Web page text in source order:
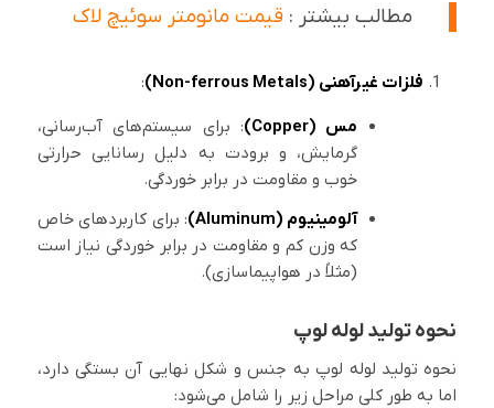
مطالب بیشتر :قیمت مانومتر سوئیچ لاک
فلزات غیرآهنی (Non-ferrous Metals)
:
مس (Copper)
: برای سیستم‌های آب‌رسانی،
گرمایش، و برودت به دلیل رسانایی حرارتی
خوب و مقاومت در برابر خوردگی.
آلومینیوم (Aluminum)
: برای کاربردهای خاص
که وزن کم و مقاومت در برابر خوردگی نیاز است
(مثلاً در هواپیماسازی).
نحوه تولید لوله لوپ
نحوه تولید لوله لوپ به جنس و شکل نهایی آن بستگی دارد،
اما به طور کلی مراحل زیر را شامل می‌شود: